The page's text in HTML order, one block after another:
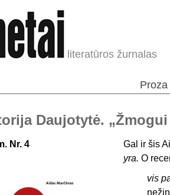
literatūros žurnalas
Proza
Daujotytė.
Nr. 4 Gal ir šis
yra. O
vis